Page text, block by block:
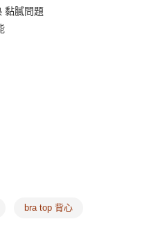
AFTEE先享後付手機驗證視
您的指定地址。
付款。
运费
黏膩問題
bra top 背心